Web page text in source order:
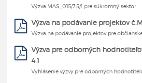
Výzva MAS_015/7.5/1 pre súkromný sektor
Výzva na podávanie projektov
Výzva na podávanie projektov pre
Výzva pre odborných
4.1
Vyhlásenie výzvy pre odborných